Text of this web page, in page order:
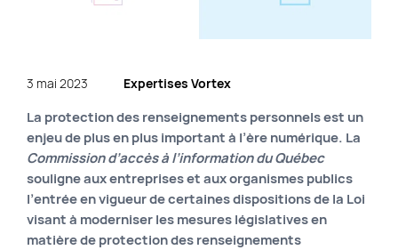
Nos services
Plan du site
Site Web municipal
Vie Privée
VortexLab
3 mai 2023 Expertises Vortex
La protection des renseignements personnels est un
enjeu de plus en plus important à l’ère numérique. La
Commission d’accès à l’information du Québec
souligne aux entreprises et aux organismes publics
l’entrée en vigueur de certaines dispositions de la Loi
visant à moderniser les mesures législatives en
matière de protection des renseignements